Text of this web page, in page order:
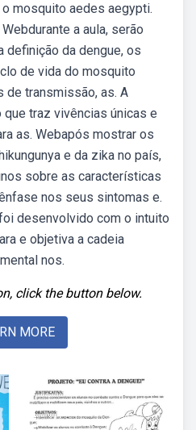
mosquito aedes aegypti.
a aula, serão
definição da dengue, os
de vida do mosquito
de transmissão, as. A
traz vivências únicas e
as. Webapós mostrar os
e da zika no país,
sobre as características
nos seus sintomas e.
desenvolvido com o intuito
e objetiva a cadeia
nos.
click the button below.
MORE